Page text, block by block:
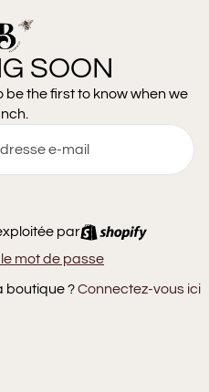
SOON
the first to know when we
par
mot de passe
boutique ?Connectez-vous ici